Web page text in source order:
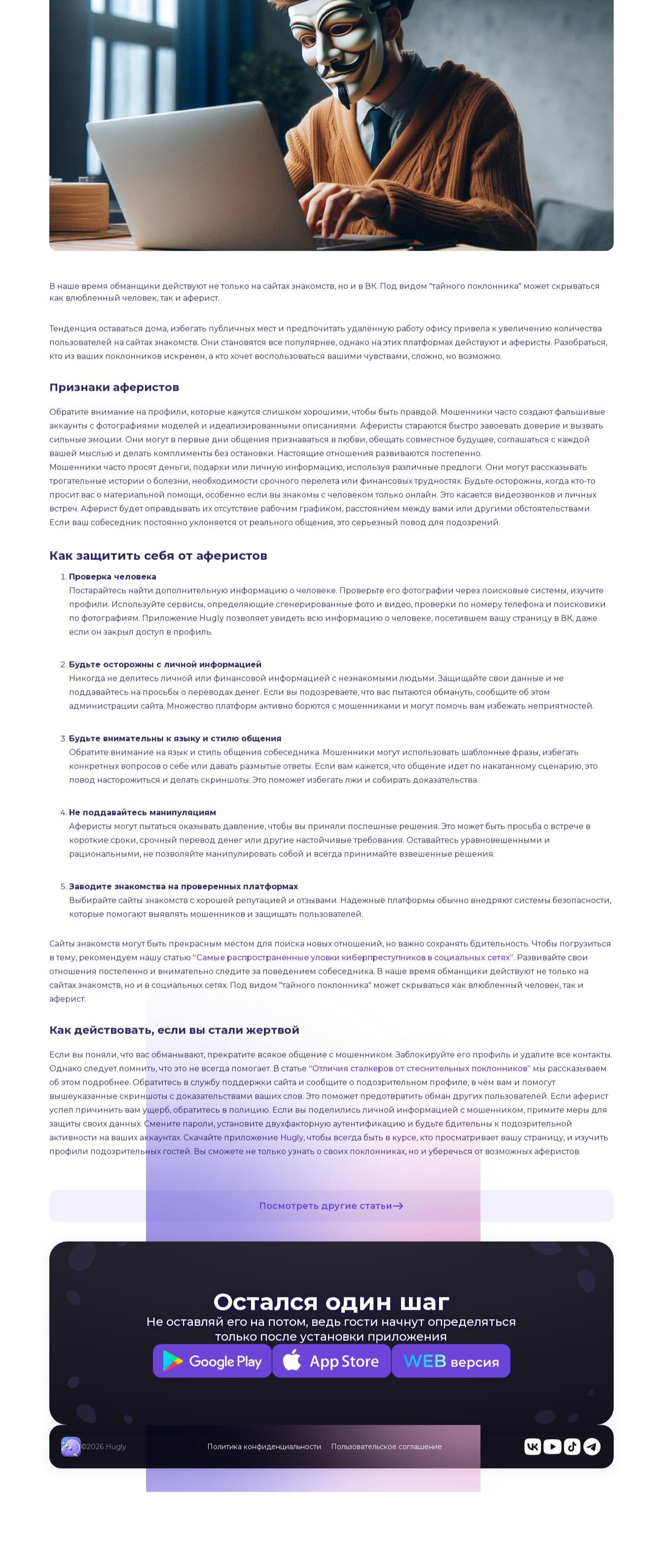
и избежать
6 ИЮНЯ 2024 Г.
В наше время обманщики действуют не только на сайтах знакомств, но и в ВК. Под видом "тайного поклонника" может скрываться
как влюбленный человек, так и аферист.
Тенденция оставаться дома, избегать публичных мест и предпочитать удалённую работу офису привела к увеличению количества
пользователей на сайтах знакомств. Они становятся все популярнее, однако на этих платформах действуют и аферисты. Разобраться,
кто из ваших поклонников искренен, а кто хочет воспользоваться вашими чувствами, сложно, но возможно.
Признаки аферистов
аккаунты с фотографиями моделей и идеализированными описаниями.
сильные эмоции. Они могут в первые дни общения признаваться в любви, обещать совместное будущее, соглашаться с каждой
вашей мыслью и делать комплименты без остановки. Настоящие отношения развиваются постепенно.
Мошенники часто просят деньги, подарки или личную информацию, используя различные предлоги. Они могут рассказывать
трогательные истории о болезни, необходимости срочного перелета или финансовых трудностях. Будьте осторожны, когда кто-то
просит вас о материальной помощи, особенно если вы знакомы с человеком только онлайн. Это касается видеозвонков и личных
встреч. Аферист будет оправдывать их отсутствие рабочим графиком, расстоянием между вами или другими обстоятельствами.
Как защитить себя от аферистов
Проверка человека
Постарайтесь найти дополнительную информацию о человеке. Проверьте его фотографии через поисковые системы, изучите
по фотографиям. Приложение Hugly позволяет увидеть всю информацию о человеке, посетившем вашу страницу в ВК, даже
если он закрыл доступ в профиль.
Будьте осторожны с личной информацией
поддавайтесь на просьбы о переводах денег. Если вы подозреваете, что вас пытаются обмануть, сообщите об этом
администрации сайта. Множество платформ активно борются с мошенниками и могут помочь вам избежать неприятностей.
Будьте внимательны к языку и стилю общения
конкретных вопросов о себе или давать размытые ответы. Если вам кажется, что общение идет по накатанному сценарию, это
повод насторожиться и делать скриншоты. Это поможет избегать лжи и собирать доказательства.
Аферисты могут пытаться оказывать давление, чтобы вы приняли поспешные решения. Это может быть просьба о встрече в
короткие сроки, срочный перевод денег или другие настойчивые требования. Оставайтесь уравновешенными и
рациональными, не позволяйте манипулировать собой и всегда принимайте взвешенные решения.
Выбирайте сайты знакомств с хорошей репутацией и отзывами. Надежные платформы обычно внедряют системы безопасности,
которые помогают выявлять мошенников и защищать пользователей.
Сайты знакомств могут быть прекрасным местом для поиска новых отношений, но важно сохранять бдительность. Чтобы погрузиться
в тему, рекомендуем нашу статью“Самые распространённые уловки киберпреступников в социальных сетях”.Развивайте свои
отношения постепенно и внимательно следите за поведением собеседника. В наше время обманщики действуют не только на
сайтах знакомств, но и в социальных сетях. Под видом "тайного поклонника" может скрываться как влюбленный человек, так и
аферист.
Как действовать, если вы стали жертвой
об этом подробнее. Обратитесь в службу поддержки сайта и сообщите о подозрительном профиле, в чём вам и помогут
защиты своих данных. Смените пароли, установите двухфакторную аутентификацию и будьте бдительны к подозрительной
активности на ваших аккаунтах. Скачайте приложение
профили подозрительных гостей. Вы сможете не только узнать о своих поклонниках, но и уберечься от возможных аферистов.
Посмотреть другие статьи
Остался один шаг
Не оставляй его на потом, ведь гости начнут определяться